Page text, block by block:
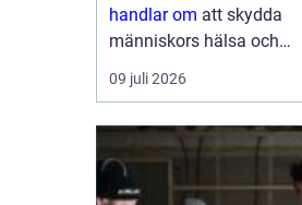
handlar om att skydda
människors hälsa och
skapa säkra miljöer i
bostäder, skolor,
Nä...
09 juli 2026